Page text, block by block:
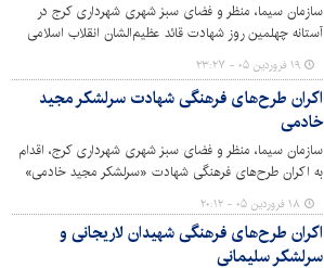
سازمان سیما، منظر و فضای سبز شهری شهرداری کرج در
آستانه چهلمین روز شهادت قائد عظیم‌الشان انقلاب اسلامی
حضرت آیت‌الله خامنه‌ای، اقدام به اکران طرح‌های فرهنگی در
سطح شهر کرده است.
۱۹ فروردین ۰۵ - ۲۳:۲۷
اکران طرح‌های فرهنگی شهادت سرلشکر مجید
خادمی
سازمان سیما، منظر و فضای سبز شهری شهرداری کرج، اقدام
به اکران طرح‌های فرهنگی شهادت «سرلشکر مجید خادمی»
رئیس سازمان اطلاعات سپاه پاسداران انقلاب اسلامی در سطح
شهر کرج کرده است.
۱۸ فروردین ۰۵ - ۲۰:۱۲
اکران طرح‌های فرهنگی شهیدان لاریجانی و
سرلشکر سلیمانی